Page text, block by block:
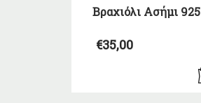
Βραχιόλι Ασήμι 925
€35,00